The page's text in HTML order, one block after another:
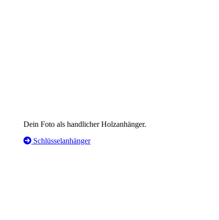
Dein Foto als handlicher Holzanhänger.
Schlüsselanhänger